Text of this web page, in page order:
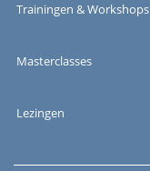
Trainingen & Workshops
Masterclasses
Lezingen